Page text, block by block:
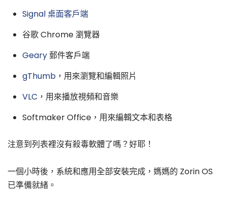
Signal 桌面客戶端
谷歌 Chrome 瀏覽器
Geary郵件客戶端
gThumb，用來瀏覽和編輯照片
VLC ，用來播放視頻和音樂
Softmaker Office，用來編輯文本和表格
注意到列表裡沒有殺毒軟體了嗎？好耶！
一個小時後，系統和應用全部安裝完成，媽媽的 Zorin OS
已準備就緒。